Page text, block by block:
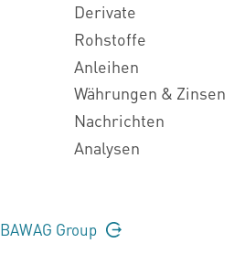
Derivate
Rohstoffe
Anleihen
Währungen & Zinsen
Nachrichten
Analysen
BAWAG Group